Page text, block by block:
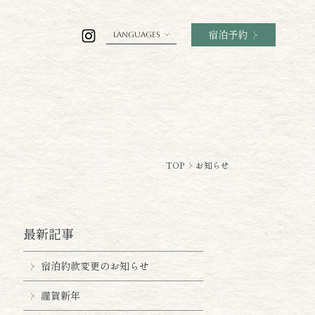
LANGUAGES 宿泊予約
TOP お知らせ
最新記事
宿泊約款変更のお知らせ
謹賀新年